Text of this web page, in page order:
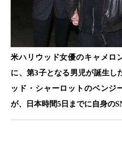
米ハリウッド女優のキャメロ
に、第3子となる男児が誕生し
ッド・シャーロットのベンジ
が、日本時間5日までに自身の